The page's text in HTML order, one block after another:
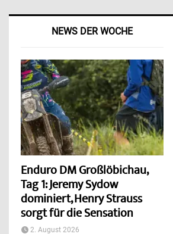
NEWS DER WOCHE
Enduro DM Großlöbichau,
Tag 1: Jeremy Sydow
dominiert, Henry Strauss
sorgt für die Sensation
2. August 2026